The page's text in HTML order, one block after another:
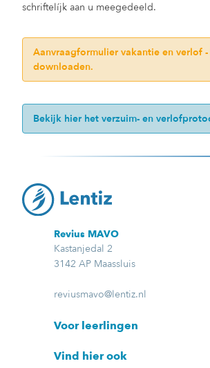
schriftelíjk aan u meegedeeld.
Aanvraagformulier vakantie en verlof -
downloaden.
Bekijk hier het verzuim- en
Revius MAVO
Kastanjedal 2
3142 AP Maassluis
reviusmavo@lentiz.nl
Voor leerlingen
Vind hier ook